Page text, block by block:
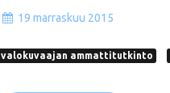
19 marraskuu 2015
valokuvaajan ammattitutkinto